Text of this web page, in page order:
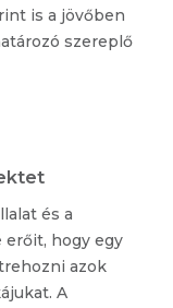
is a jövőben
szereplő
és a
hogy egy
azok
A